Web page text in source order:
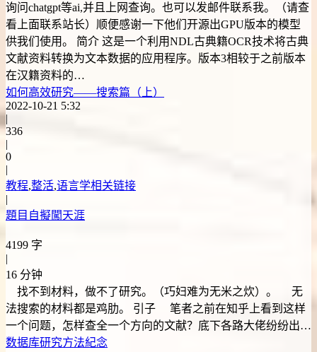
询问chatgpt等ai,并且上网查询。也可以发邮件联系我。（请查
看上面联系站长）顺便感谢一下他们开源出GPU版本的模型
供我们使用。 简介 这是一个利用NDL古典籍OCR技术将古典
文献资料转换为文本数据的应用程序。版本3相较于之前版本
在汉籍资料的…
如何高效研究——搜索篇（上）
2022-10-21 5:32
|
336
|
0
|
教程,整活,语言学相关链接
|
題目自擬闖天涯
4199 字
|
16 分钟
找不到材料，做不了研究。（巧妇难为无米之炊）。 无
法搜索的材料都是鸡肋。 引子 笔者之前在知乎上看到这样
一个问题，怎样查全一个方向的文献？底下各路大佬纷纷出…
数据库研究方法紀念